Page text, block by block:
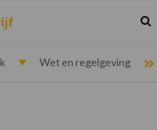
Wet en regelgeving